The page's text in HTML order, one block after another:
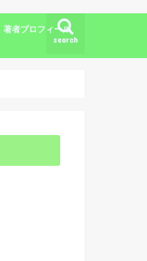
search
海外劇評
KDP
著者プロフィール